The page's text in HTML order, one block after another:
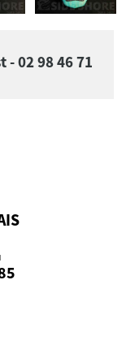
- 02 98 46 71